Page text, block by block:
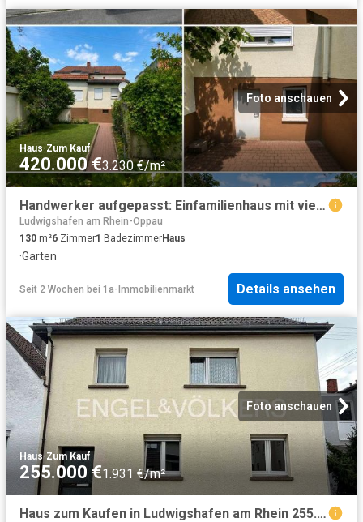
Foto anschauen
Haus·Zum Kauf
420.000 €3.230 €/m²
Handwerker aufgepasst: Einfamilienhaus mit viel Potenzial
Ludwigshafen am Rhein-Oppau
130 m²6 Zimmer1 BadezimmerHaus
·Garten
Seit 2 Wochen bei 1a-Immobilienmarkt Details ansehen
Foto anschauen
Haus·Zum Kauf
255.000 €1.931 €/m²
Haus zum Kaufen in Ludwigshafen am Rhein 255.000,00 EUR 132 m²